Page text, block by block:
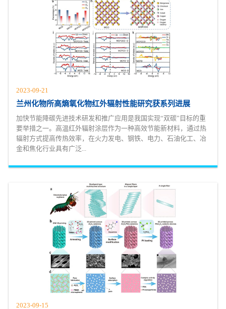
2023-09-21
兰州化物所高熵氧化物红外辐射性能研究获系列进展
加快节能降碳先进技术研发和推广应用是我国实现“双碳”目标的重
要举措之一。高温红外辐射涂层作为一种高效节能新材料，通过热
辐射方式提高传热效率，在火力发电、钢铁、电力、石油化工、冶
金和焦化行业具有广泛...
2023-09-15